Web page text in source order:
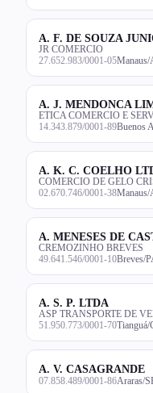
A. F. DE SOUZA
JR COMERCIO
27.652.983/0001-05Manaus/
A. J. MENDONCA
ETICA COMERCIO E
14.343.879/0001-89Buenos
A. K. C. COELHO
COMERCIO DE GELO
02.670.746/0001-38Manaus/
A. MENESES DE
CREMOZINHO BREVES
49.641.546/0001-10Breves/
A. S. P. LTDA
ASP TRANSPORTE DE
51.950.773/0001-70Tianguá/
A. V. CASAGRANDE
07.858.489/0001-86Araras/